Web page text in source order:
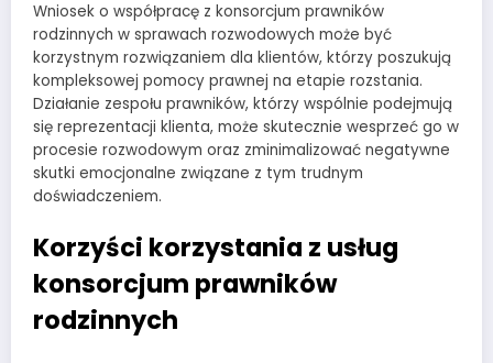
Wniosek o współpracę z konsorcjum prawników
rodzinnych w sprawach rozwodowych może być
korzystnym rozwiązaniem dla klientów, którzy poszukują
kompleksowej pomocy prawnej na etapie rozstania.
Działanie zespołu prawników, którzy wspólnie podejmują
się reprezentacji klienta, może skutecznie wesprzeć go w
procesie rozwodowym oraz zminimalizować negatywne
skutki emocjonalne związane z tym trudnym
doświadczeniem.
Korzyści korzystania z usług
konsorcjum prawników
rodzinnych